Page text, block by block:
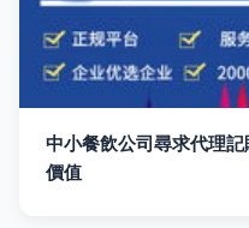
中小餐飲公司尋求代理
價值